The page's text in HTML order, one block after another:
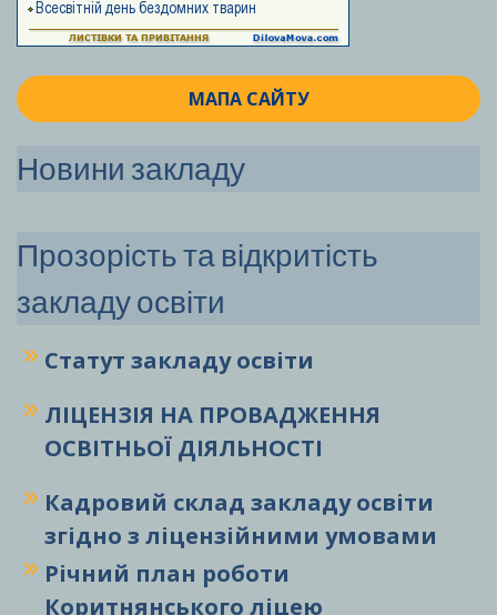
МАПА САЙТУ
Новини закладу
Прозорість та відкритість
закладу освіти
Статут закладу освіти
ЛІЦЕНЗІЯ НА ПРОВАДЖЕННЯ
ОСВІТНЬОЇ ДІЯЛЬНОСТІ
Кадровий склад закладу освіти
згідно з ліцензійними умовами
Річний план роботи
Коритнянського ліцею